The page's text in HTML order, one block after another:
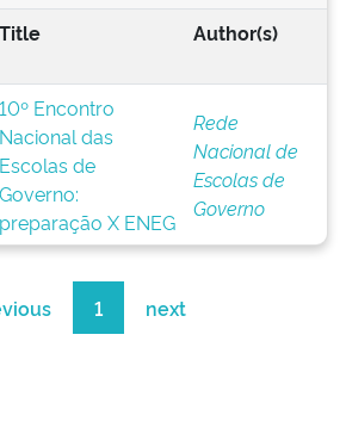
Title Author(s)
10º Encontro
Nacional das
Escolas de
Governo:
preparação X ENEG
Rede
Nacional de
Escolas de
Governo
1 next